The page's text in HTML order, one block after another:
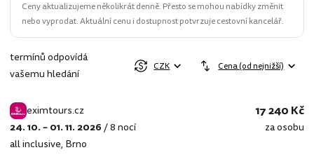
Ceny aktualizujeme několikrát denně. Přesto se mohou nabídky změnit
nebo vyprodat. Aktuální cenu i dostupnost potvrzuje cestovní kancelář.
termínů odpovídá
vašemu hledání
CZK Cena (od nejnižší)
eximtours.cz
eximtours.cz
24. 10. – 01. 11. 2026/8 nocí
all inclusive, Brno
17 240 Kč
za osobu